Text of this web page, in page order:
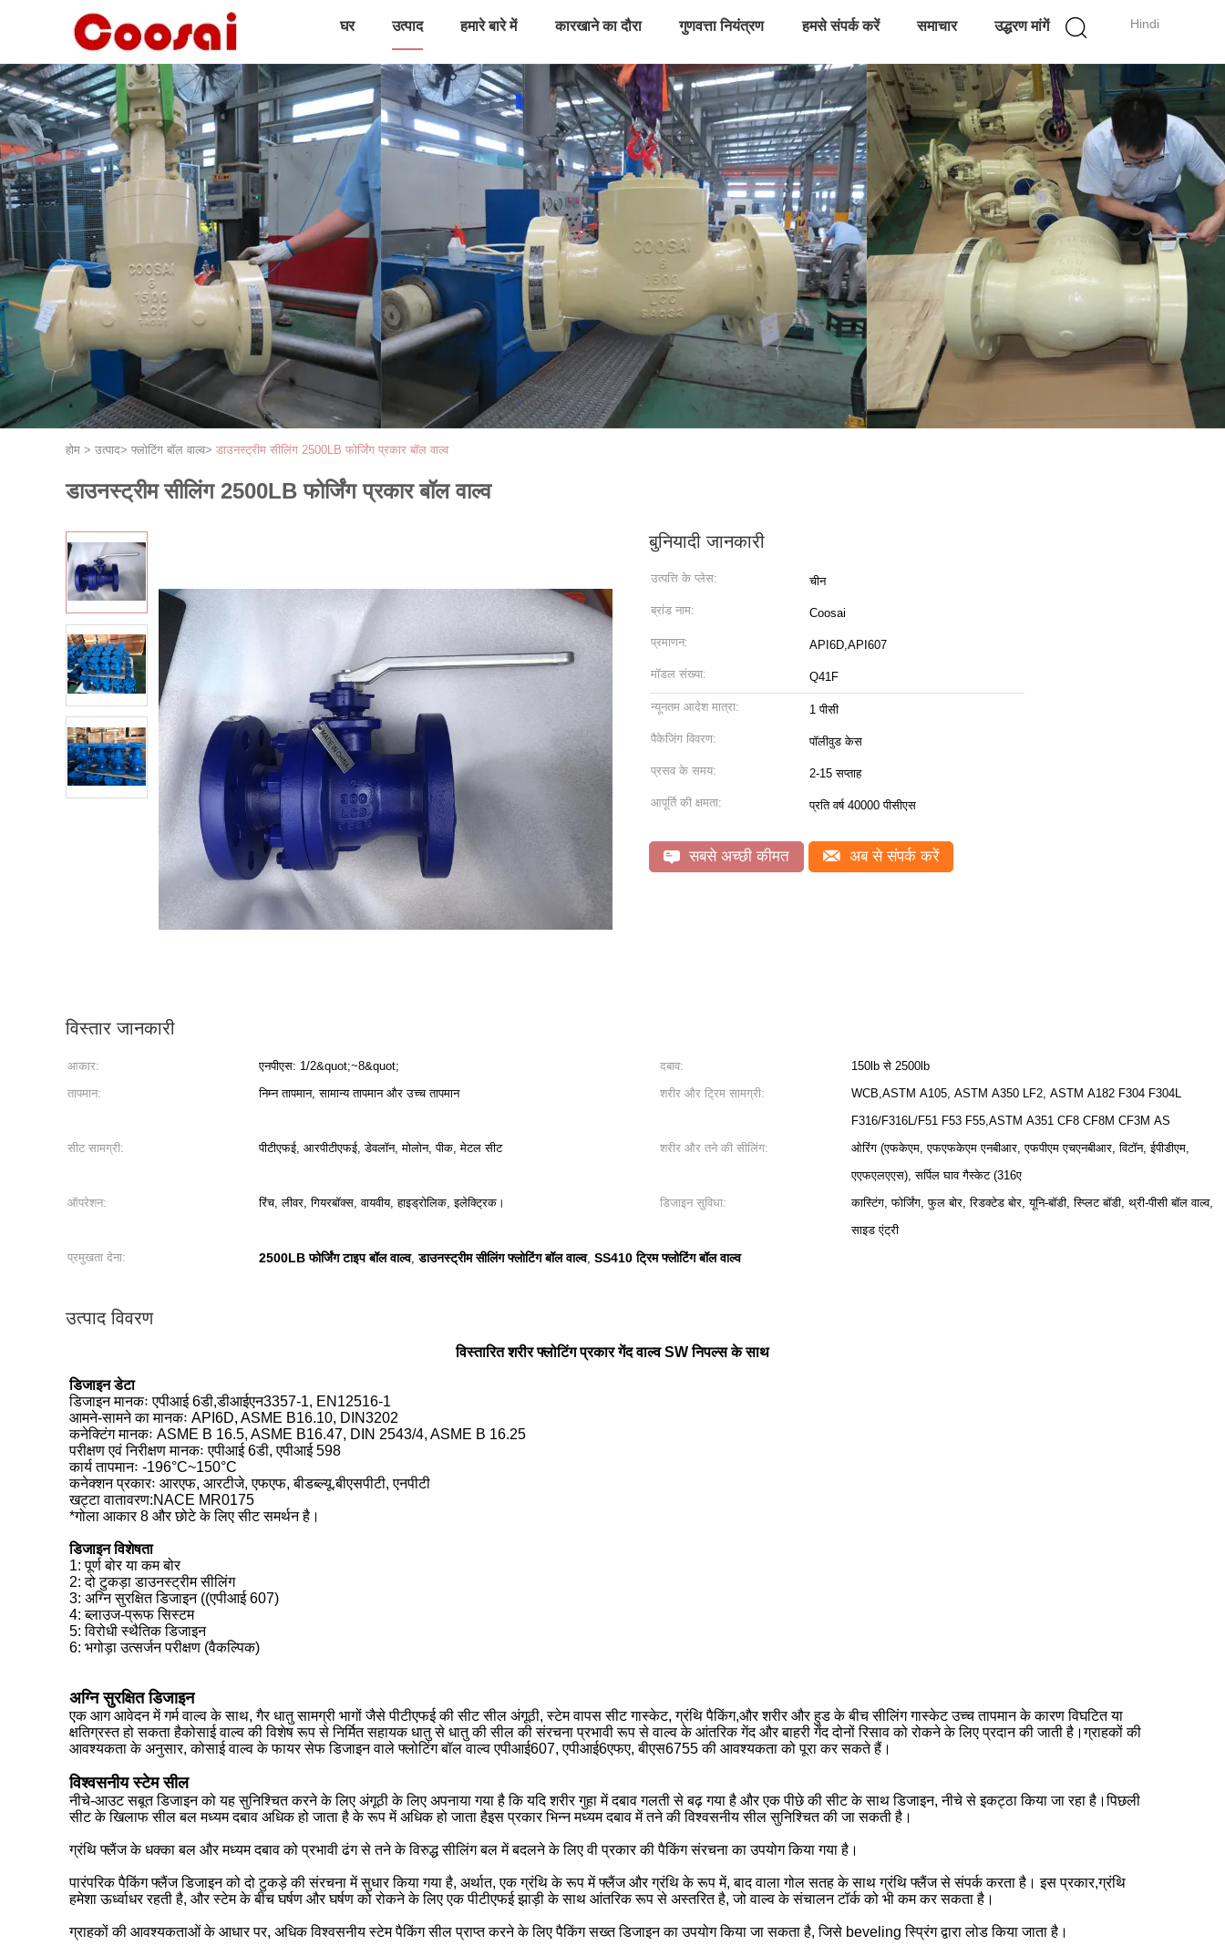
Hindi
घर उत्पाद हमारे बारे में कारखाने का दौरा गुणवत्ता नियंत्रण हमसे संपर्क करें समाचार उद्धरण मांगें
होम > उत्पाद> फ्लोटिंग बॉल वाल्व> डाउनस्ट्रीम सीलिंग 2500LB फोर्जिंग प्रकार बॉल वाल्व
डाउनस्ट्रीम सीलिंग 2500LB फोर्जिंग प्रकार बॉल वाल्व
बुनियादी जानकारी
उत्पत्ति के प्लेस: चीन
ब्रांड नाम: Coosai
प्रमाणन: API6D,API607
मॉडल संख्या: Q41F
न्यूनतम आदेश मात्रा: 1 पीसी
पैकेजिंग विवरण: पॉलीवुड केस
प्रसव के समय: 2-15 सप्ताह
आपूर्ति की क्षमता: प्रति वर्ष 40000 पीसीएस
सबसे अच्छी कीमत अब से संपर्क करें
विस्तार जानकारी
आकार: एनपीएस: 1/2&quot;~8&quot; दबाव:
150lb से 2500lb
तापमान:
निम्न तापमान, सामान्य तापमान और उच्च तापमान शरीर और ट्रिम सामग्री:
WCB,ASTM A105, ASTM A350 LF2, ASTM A182 F304 F304L
F316/F316L/F51 F53 F55,ASTM A351 CF8 CF8M CF3M AS
सीट सामग्री:
पीटीएफई, आरपीटीएफई, डेवलॉन, मोलोन, पीक, मेटल सीट शरीर और तने की सीलिंग:
ओरिंग (एफकेएम, एफएफकेएम एनबीआर, एफपीएम एचएनबीआर, विटॉन, ईपीडीएम,
एएफएलएएस), सर्पिल घाव गैस्केट (316ए
ऑपरेशन:
रिंच, लीवर, गियरबॉक्स, वायवीय, हाइड्रोलिक, इलेक्ट्रिक। डिजाइन सुविधा:
कास्टिंग, फोर्जिंग, फुल बोर, रिडक्टेड बोर, यूनि-बॉडी, स्प्लिट बॉडी, थ्री-पीसी बॉल वाल्व,
साइड एंट्री
प्रमुखता देना:
2500LB फोर्जिंग टाइप बॉल वाल्व,डाउनस्ट्रीम सीलिंग फ्लोटिंग बॉल वाल्व, SS410 ट्रिम फ्लोटिंग बॉल वाल्व
उत्पाद विवरण
विस्तारित शरीर फ्लोटिंग प्रकार गेंद वाल्व SW निपल्स के साथ
डिजाइन डेटा
डिजाइन मानकः एपीआई 6डी,डीआईएन3357-1, EN12516-1
आमने-सामने का मानकः API6D, ASME B16.10, DIN3202
कनेक्टिंग मानकः ASME B 16.5, ASME B16.47, DIN 2543/4, ASME B 16.25
परीक्षण एवं निरीक्षण मानकः एपीआई 6डी, एपीआई 598
कार्य तापमानः -196°C~150°C
कनेक्शन प्रकारः आरएफ, आरटीजे, एफएफ, बीडब्ल्यू.बीएसपीटी, एनपीटी
खट्टा वातावरण:NACE MR0175
*गोला आकार 8 और छोटे के लिए सीट समर्थन है।
डिजाइन विशेषता
1: पूर्ण बोर या कम बोर
2: दो टुकड़ा डाउनस्ट्रीम सीलिंग
3: अग्नि सुरक्षित डिजाइन ((एपीआई 607)
4: ब्लाउज-प्रूफ सिस्टम
5: विरोधी स्थैतिक डिजाइन
6: भगोड़ा उत्सर्जन परीक्षण (वैकल्पिक)
अग्नि सुरक्षित डिजाइन
एक आग आवेदन में गर्म वाल्व के साथ, गैर धातु सामग्री भागों जैसे पीटीएफई की सीट सील अंगूठी, स्टेम वापस सीट गास्केट, ग्रंथि पैकिंग,और शरीर और हुड के बीच सीलिंग गास्केट उच्च तापमान के कारण विघटित या
क्षतिग्रस्त हो सकता हैकोसाई वाल्व की विशेष रूप से निर्मित सहायक धातु से धातु की सील की संरचना प्रभावी रूप से वाल्व के आंतरिक गेंद और बाहरी गेंद दोनों रिसाव को रोकने के लिए प्रदान की जाती है।ग्राहकों की
आवश्यकता के अनुसार, कोसाई वाल्व के फायर सेफ डिजाइन वाले फ्लोटिंग बॉल वाल्व एपीआई607, एपीआई6एफए, बीएस6755 की आवश्यकता को पूरा कर सकते हैं।
विश्वसनीय स्टेम सील
नीचे-आउट सबूत डिजाइन को यह सुनिश्चित करने के लिए अंगूठी के लिए अपनाया गया है कि यदि शरीर गुहा में दबाव गलती से बढ़ गया है और एक पीछे की सीट के साथ डिजाइन, नीचे से इकट्ठा किया जा रहा है।पिछली
सीट के खिलाफ सील बल मध्यम दबाव अधिक हो जाता है के रूप में अधिक हो जाता हैइस प्रकार भिन्न मध्यम दबाव में तने की विश्वसनीय सील सुनिश्चित की जा सकती है।
ग्रंथि फ्लैंज के धक्का बल और मध्यम दबाव को प्रभावी ढंग से तने के विरुद्ध सीलिंग बल में बदलने के लिए वी प्रकार की पैकिंग संरचना का उपयोग किया गया है।
पारंपरिक पैकिंग फ्लैंज डिजाइन को दो टुकड़े की संरचना में सुधार किया गया है, अर्थात, एक ग्रंथि के रूप में फ्लैंज और ग्रंथि के रूप में, बाद वाला गोल सतह के साथ ग्रंथि फ्लैंज से संपर्क करता है। इस प्रकार,ग्रंथि
हमेशा ऊर्ध्वाधर रहती है, और स्टेम के बीच घर्षण और घर्षण को रोकने के लिए एक पीटीएफई झाड़ी के साथ आंतरिक रूप से अस्तरित है, जो वाल्व के संचालन टॉर्क को भी कम कर सकता है।
ग्राहकों की आवश्यकताओं के आधार पर, अधिक विश्वसनीय स्टेम पैकिंग सील प्राप्त करने के लिए पैकिंग सख्त डिजाइन का उपयोग किया जा सकता है, जिसे beveling स्प्रिंग द्वारा लोड किया जाता है।